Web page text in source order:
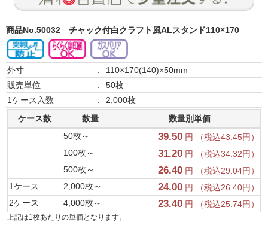
商品No.50032 チャック付白クラフト風ALスタンド110×170
外寸 :
110×170(140)×50mm
販売単位
:
50枚
1ケース入数
:
2,000枚
ケース数
数量
数量別単価
50枚～
39.50 円 （税込43.45円）
100枚～
31.20 円 （税込34.32円）
500枚～
26.40 円 （税込29.04円）
1ケース
2,000枚～ 24.00 円 （税込26.40円）
2ケース
4,000枚～ 23.40 円 （税込25.74円）
上記は1枚あたりの単価となります。